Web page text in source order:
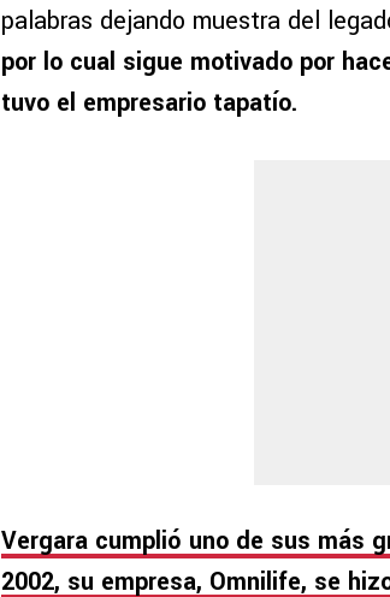
palabras dejando muestra del
por lo cual sigue motivado por
tuvo el empresario tapatío.
Vergara cumplió uno de sus más
2002, su empresa, Omnilife, se